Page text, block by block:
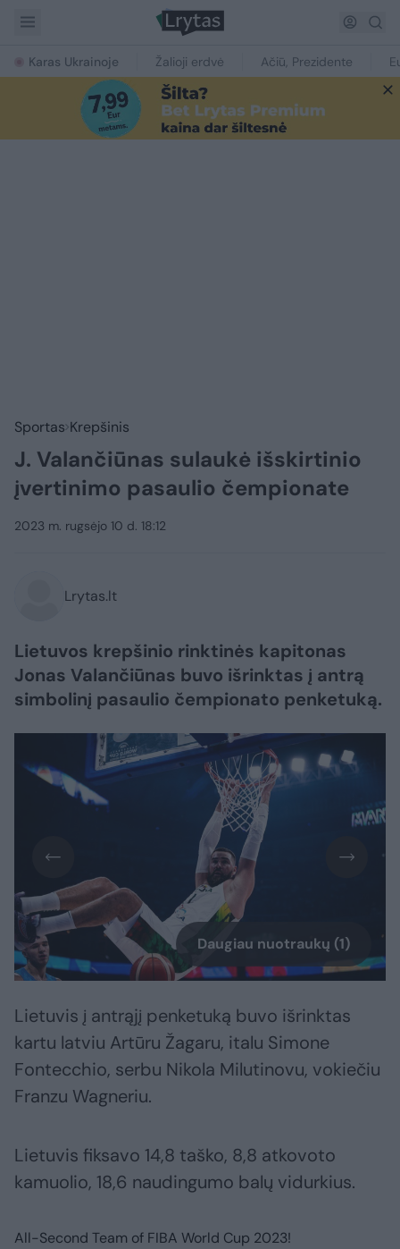
Karas Ukrainoje Žalioji erdvė Ačiū, Prezidente
Sportas Krepšinis
J. Valančiūnas sulaukė išskirtinio
įvertinimo pasaulio čempionate
2023 m. rugsėjo 10 d. 18:12
Lrytas.lt
Lietuvos krepšinio rinktinės kapitonas
Jonas Valančiūnas buvo išrinktas į antrą
simbolinį pasaulio čempionato penketuką.
Daugiau nuotraukų (1)
Lietuvis į antrąjį penketuką buvo išrinktas
kartu latviu Artūru Žagaru, italu Simone
Fontecchio, serbu Nikola Milutinovu, vokiečiu
Franzu Wagneriu.
Lietuvis fiksavo 14,8 taško, 8,8 atkovoto
kamuolio, 18,6 naudingumo balų vidurkius.
All-Second Team of FIBA World Cup 2023!